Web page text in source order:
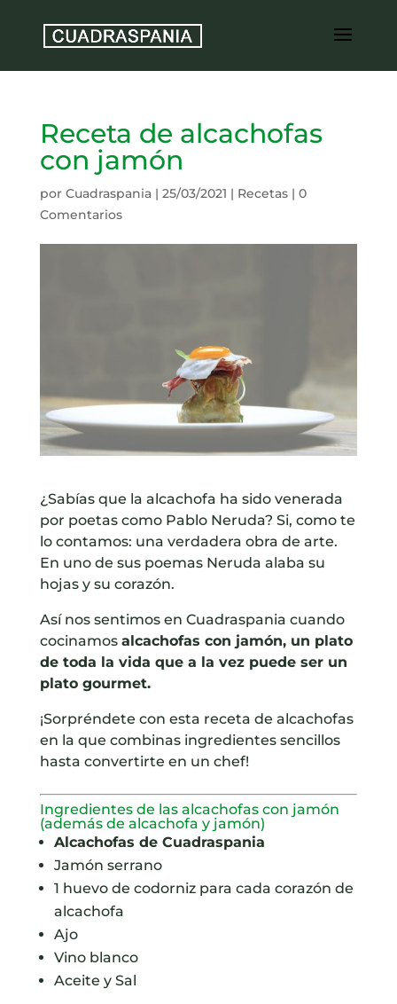
Receta de alcachofas
con jamón
por Cuadraspania| 25/03/2021 | Recetas| 0
Comentarios
¿Sabías que la alcachofa ha sido venerada
por poetas como Pablo Neruda? Si, como te
lo contamos: una verdadera obra de arte.
En uno de sus poemas Neruda alaba su
hojas y su corazón.
Así nos sentimos en Cuadraspania cuando
cocinamos alcachofas con jamón, un plato
de toda la vida que a la vez puede ser un
plato gourmet.
¡Sorpréndete con esta receta de alcachofas
en la que combinas ingredientes sencillos
hasta convertirte en un chef!
Ingredientes de las alcachofas con jamón
(además de alcachofa y jamón)
Alcachofas de Cuadraspania
Jamón serrano
1 huevo de codorniz para cada corazón de
alcachofa
Ajo
Vino blanco
Aceite y Sal